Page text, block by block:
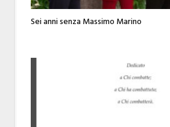
Sei anni senza Massimo Marino